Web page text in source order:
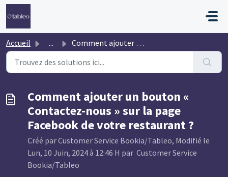
Passer au contenu principal
Accueil ... Comment ajouter un bouton « Contactez-nous » sur la page ...
Comment ajouter un bouton «
Contactez-nous » sur la page
Facebook de votre restaurant ?
Créé par Customer Service Bookia/Tableo, Modifié le
Lun, 10 Juin, 2024 à 12:46 H par Customer Service
Bookia/Tableo